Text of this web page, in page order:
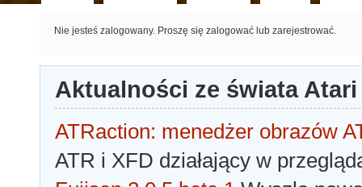
Nie jesteś zalogowany. Proszę się zalogować lub zarejestrować.
Aktualności ze świata Atari
ATRaction: menedżer obrazów
ATR i XFD działający w